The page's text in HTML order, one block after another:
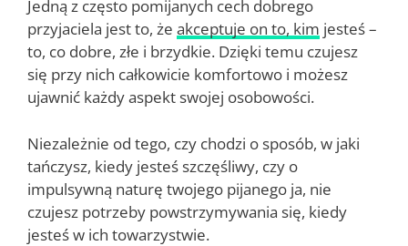
Jedną z często pomijanych cech dobrego
przyjaciela jest to, że akceptuje on to, kim jesteś –
to, co dobre, złe i brzydkie. Dzięki temu czujesz
się przy nich całkowicie komfortowo i możesz
ujawnić każdy aspekt swojej osobowości.
Niezależnie od tego, czy chodzi o sposób, w jaki
tańczysz, kiedy jesteś szczęśliwy, czy o
impulsywną naturę twojego pijanego ja, nie
czujesz potrzeby powstrzymywania się, kiedy
jesteś w ich towarzystwie.